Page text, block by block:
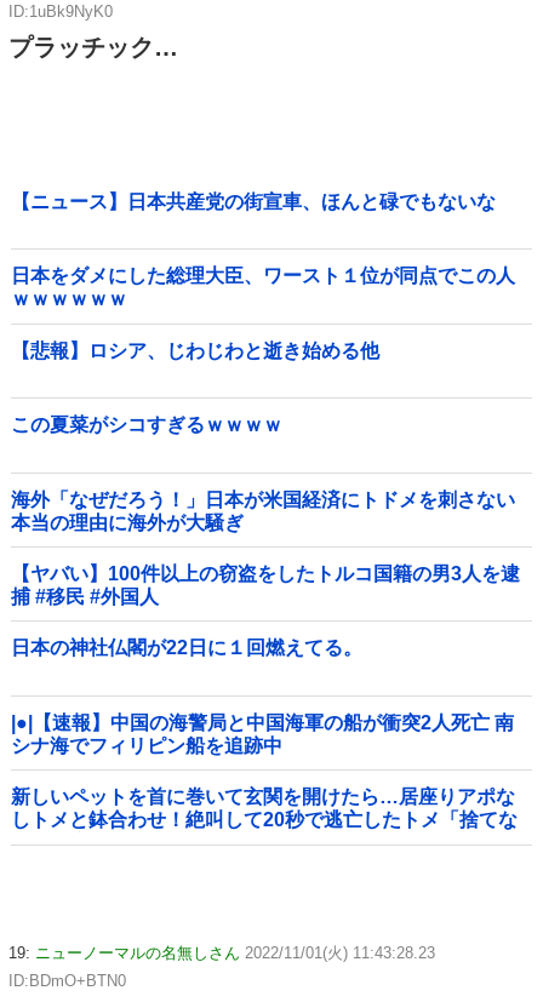
ID:1uBk9NyK0
プラッチック…
【ニュース】日本共産党の街宣車、ほんと碌でもないな
日本をダメにした総理大臣、ワースト１位が同点でこの人
ｗｗｗｗｗｗ
【悲報】ロシア、じわじわと逝き始める他
この夏菜がシコすぎるｗｗｗｗ
海外「なぜだろう！」日本が米国経済にトドメを刺さない
本当の理由に海外が大騒ぎ
【ヤバい】100件以上の窃盗をしたトルコ国籍の男3人を逮
捕 #移民 #外国人
日本の神社仏閣が22日に１回燃えてる。
|●|【速報】中国の海警局と中国海軍の船が衝突2人死亡 南
シナ海でフィリピン船を追跡中
新しいペットを首に巻いて玄関を開けたら…居座りアポな
しトメと鉢合わせ！絶叫して20秒で逃亡したトメ「捨てな
いと二度と行ってあげない！」←もう来なくて大丈夫です
19: ニューノーマルの名無しさん 2022/11/01(火) 11:43:28.23
ID:BDmO+BTN0